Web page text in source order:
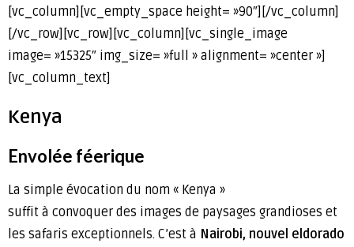
[vc_column][vc_empty_space height= »90″][/vc_column]
[/vc_row][vc_row][vc_column][vc_single_image
image= »15325″ img_size= »full » alignment= »center »]
[vc_column_text]
Kenya
Envolée féerique
La simple évocation du nom « Kenya »
suffit à convoquer des images de paysages grandioses et
les safaris exceptionnels. C’est à Nairobi, nouvel eldorado